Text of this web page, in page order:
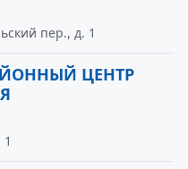
пер., д. 1
ЦЕНТР